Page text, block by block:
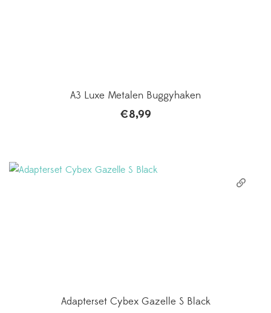
A3 Luxe Metalen Buggyhaken
€8,99
Adapterset Cybex Gazelle S Black